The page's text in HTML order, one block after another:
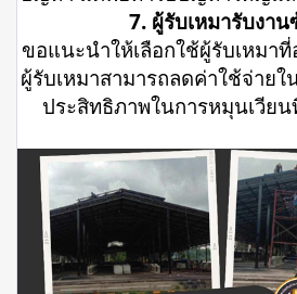
7. ผู้รับเหมารับงา
ขอแนะนำให้เลือกใช้ผู้รับเหมา
ผู้รับเหมาสามารถลดค่าใช้จ่ายใ
ประสิทธิภาพในการหมุนเวีย